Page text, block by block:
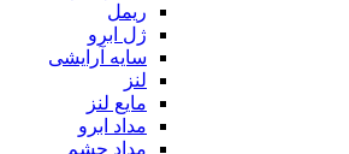
ریمل
ژل ابرو
سایه آرایشی
لنز
مایع لنز
مداد ابرو
مداد چشم